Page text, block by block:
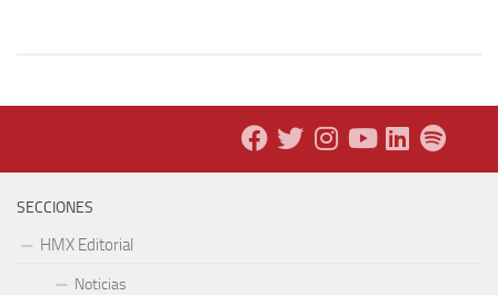
SECCIONES
HMX Editorial
Noticias